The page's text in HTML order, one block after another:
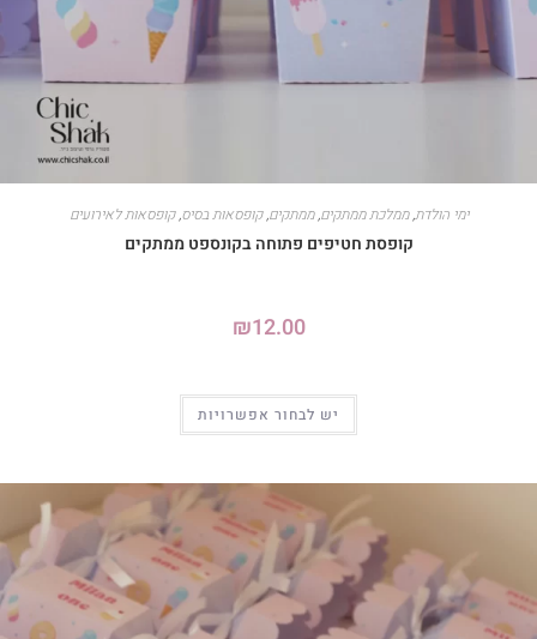
ימי הולדת,ממלכת ממתקים,ממתקים,קופסאות בסיס,קופסאות לאירועים
קופסת חטיפים פתוחה בקונספט ממתקים
₪12.00
יש לבחור אפשרויות